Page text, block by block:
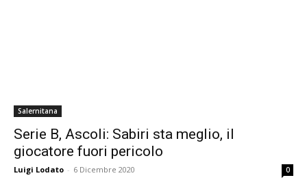
Salernitana
Serie B, Ascoli: Sabiri sta meglio, il
giocatore fuori pericolo
Luigi Lodato - 6 Dicembre 2020 0